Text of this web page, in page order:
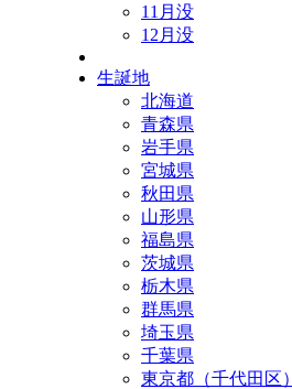
11月没
12月没
生誕地
北海道
青森県
岩手県
宮城県
秋田県
山形県
福島県
茨城県
栃木県
群馬県
埼玉県
千葉県
東京都（千代田区）